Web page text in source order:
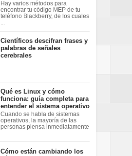
Hay varios métodos para
encontrar tu código MEP de tu
teléfono Blackberry, de los cuales
Científicos descifran frases y
palabras de señales
cerebrales
Qué es Linux y cómo
funciona: guía completa para
entender el sistema operativo
Cuando se habla de sistemas
operativos, la mayoría de las
personas piensa inmediatamente
Cómo están cambiando los